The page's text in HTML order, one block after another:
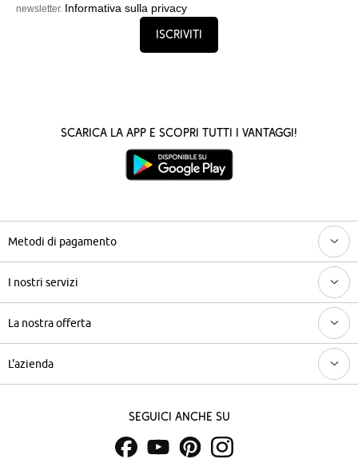
newsletter. Informativa sulla privacy
Iscriviti
Scarica la App e scopri tutti i vantaggi!
Metodi di pagamento
I nostri servizi
La nostra offerta
L'azienda
Seguici anche su